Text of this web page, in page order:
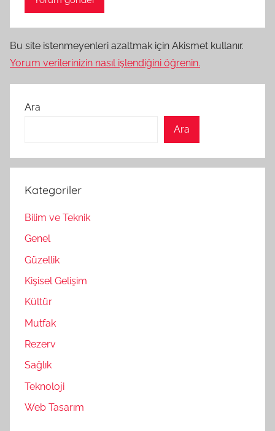
Bu site istenmeyenleri azaltmak için Akismet kullanır.
Yorum verilerinizin nasıl işlendiğini öğrenin.
Ara
Ara
Kategoriler
Bilim ve Teknik
Genel
Güzellik
Kişisel Gelişim
Kültür
Mutfak
Rezerv
Sağlık
Teknoloji
Web Tasarım